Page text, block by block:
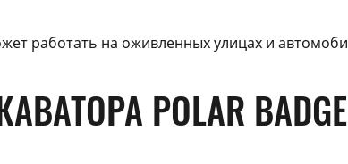
работать на оживленных улицах и
POLAR